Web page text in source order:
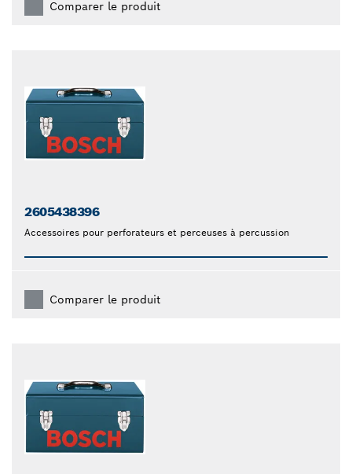
Comparer le produit
2605438396
Accessoires pour perforateurs et perceuses à percussion
Comparer le produit